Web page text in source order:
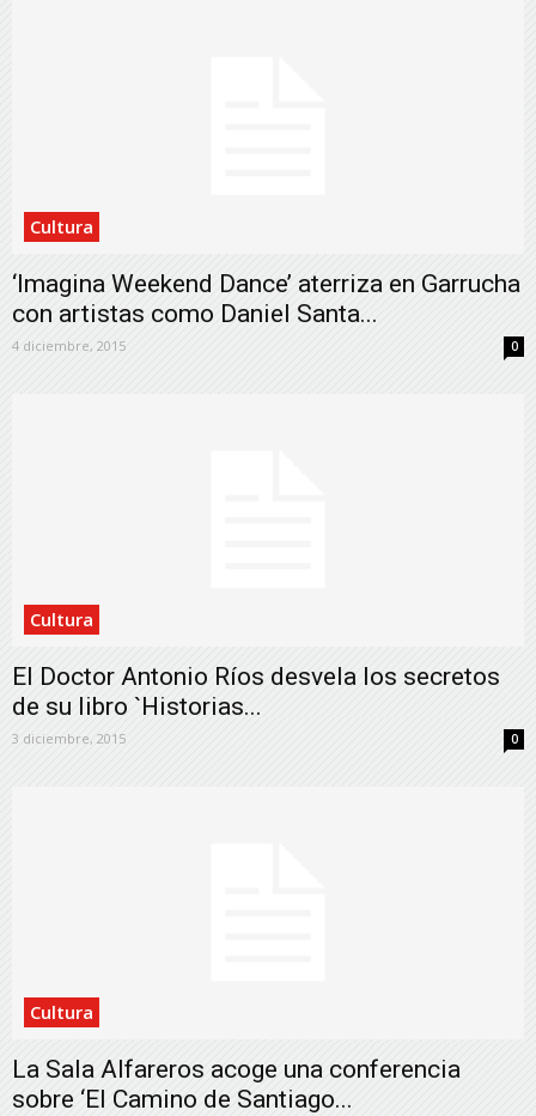
Cultura
‘Imagina Weekend Dance’ aterriza en Garrucha
con artistas como Daniel Santa...
4 diciembre, 2015 0
Cultura
El Doctor Antonio Ríos desvela los secretos
de su libro `Historias...
3 diciembre, 2015 0
Cultura
La Sala Alfareros acoge una conferencia
sobre ‘El Camino de Santiago...